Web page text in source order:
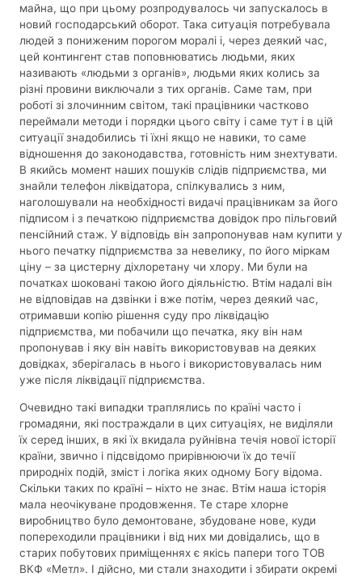
майна, що при цьому розпродувалось чи запускалось в
новий господарський оборот. Така ситуація потребувала
людей з пониженим порогом моралі і, через деякий час,
цей контингент став поповнюватись людьми, яких
називають «людьми з органів», людьми яких колись за
різні провини виключали з тих органів. Саме там, при
роботі зі злочинним світом, такі працівники частково
переймали методи і порядки цього світу і саме тут і в цій
ситуації знадобились ті їхні якщо не навики, то саме
відношення до законодавства, готовність ним знехтувати.
В якийсь момент наших пошуків слідів підприємства, ми
знайли телефон ліквідатора, спілкувались з ним,
наголошували на необхідності видачі працівникам за його
підписом і з печаткою підприємства довідок про пільговий
пенсійний стаж. У відповідь він запропонував нам купити у
нього печатку підприємства за невелику, по його міркам
ціну – за цистерну діхлоретану чи хлору. Ми були на
початках шоковані такою його діяльністю. Втім надалі він
не відповідав на дзвінки і вже потім, через деякий час,
отримавши копію рішення суду про ліквідацію
підприємства, ми побачили що печатка, яку він нам
пропонував і яку він навіть використовував на деяких
довідках, зберігалась в нього і використовувалась ним
уже після ліквідації підприємства.
Очевидно такі випадки траплялись по країні часто і
громадяни, які постраждали в цих ситуаціях, не виділяли
їх серед інших, в які їх вкидала руйнівна течія нової історії
країни, звично і підсвідомо прирівнюючи їх до течії
природніх подій, зміст і логіка яких одному Богу відома.
Скільки таких по країні – ніхто не знає. Втім наша історія
мала неочікуване продовження. Те старе хлорне
виробництво було демонтоване, збудоване нове, куди
попереходили працівники і від них ми довідались, що в
старих побутових приміщеннях є якісь папери того ТОВ
ВКФ «Метл». І дійсно, ми стали знаходити і збирати окремі